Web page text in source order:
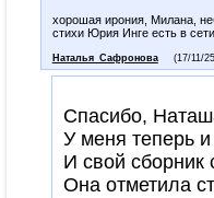
хорошая ирония, Милана,
стихи Юрия Инге есть в
Наталья_Сафронова (17/11/
Спасибо,
У меня теперь и
И свой сборник
Она отметила